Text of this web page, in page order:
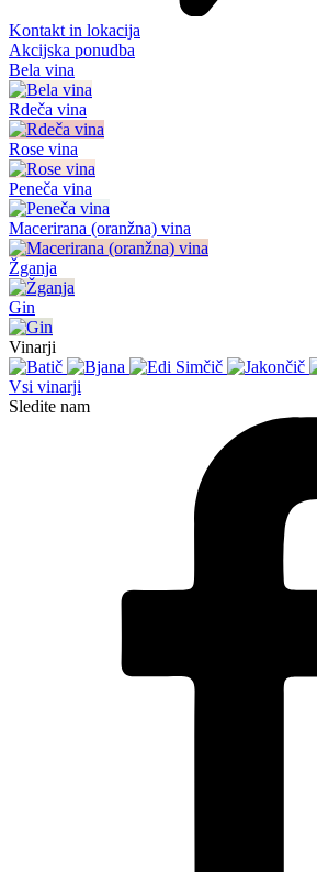
Kontakt in lokacija
Akcijska ponudba
Bela vina
Rdeča vina
Rose vina
Peneča vina
Macerirana (oranžna) vina
Žganja
Gin
Vinarji
Vsi vinarji
Sledite nam